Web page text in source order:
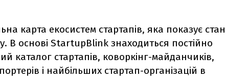
карта екосистем стартапів, яка показує стан
В основі StartupBlink знаходиться постійно
каталог стартапів, коворкінг-майданчиків,
і найбільших стартап-організацій в